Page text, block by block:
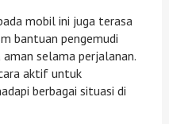
mobil ini juga terasa
bantuan pengemudi
selama perjalanan.
aktif untuk
berbagai situasi di